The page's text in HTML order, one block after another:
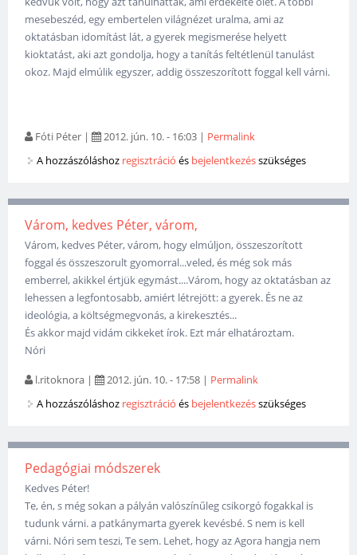
mesebeszéd, egy embertelen világnézet uralma, ami az
oktatásban idomítást lát, a gyerek megismerése helyett
kioktatást, aki azt gondolja, hogy a tanítás feltétlenül tanulást
okoz. Majd elmúlik egyszer, addig összeszorított foggal kell várni.
Fóti Péter | 2012. jún. 10. - 16:03 | Permalink
A hozzászóláshoz regisztráció és bejelentkezésszükséges
Várom, kedves Péter, várom,
Várom, kedves Péter, várom, hogy elmúljon, összeszorított
foggal és összeszorult gyomorral...veled, és még sok más
emberrel, akikkel értjük egymást....Várom, hogy az oktatásban az
lehessen a legfontosabb, amiért létrejött: a gyerek. És ne az
ideológia, a költségmegvonás, a kirekesztés...
És akkor majd vidám cikkeket írok. Ezt már elhatároztam.
Nóri
l.ritoknora | 2012. jún. 10. - 17:58 | Permalink
A hozzászóláshoz regisztráció és bejelentkezésszükséges
Pedagógiai módszerek
Kedves Péter!
Te, én, s még sokan a pályán valószínűleg csikorgó fogakkal is
tudunk várni. a patkánymarta gyerek kevésbé. S nem is kell
várni. Nóri sem teszi, Te sem. Lehet, hogy az Agora hangja nem